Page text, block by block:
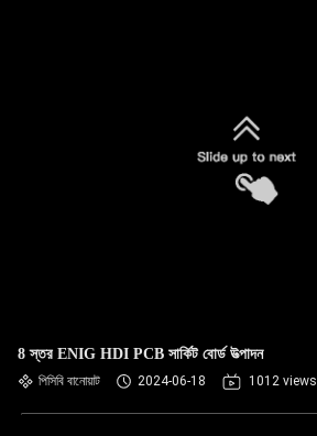
8 স্তর ENIG HDI PCB সার্কিট বোর্ড উত্পাদন
পিসিবি বানোয়াট 2024-06-18 1012 views